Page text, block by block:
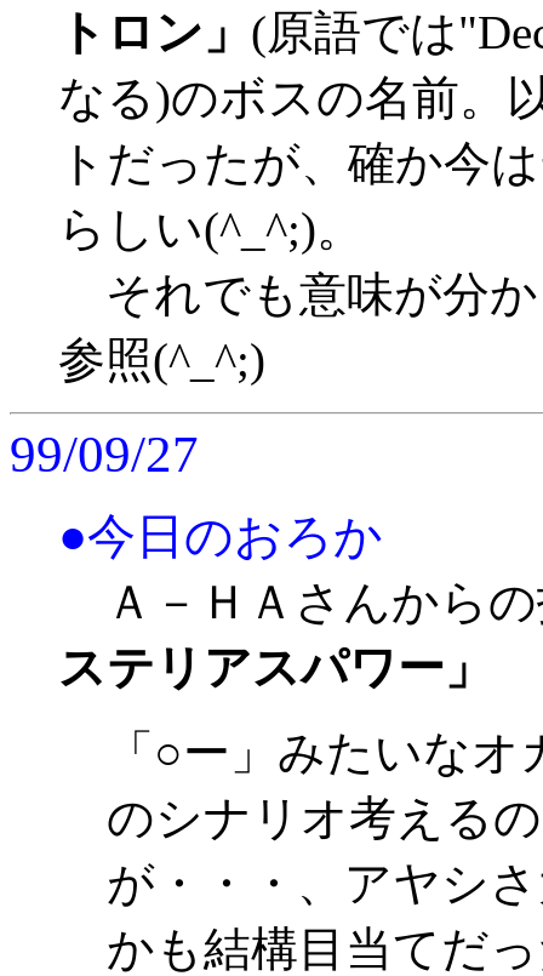
トロン」 (原語では
なる)のボスの名前。
トだったが、確か今
らしい(^_^;)。
それでも意味が分
参照(^_^;)
99/09/27
●今日のおろか
Ａ－ＨＡさんから
ステリアスパワー」
「○ー」みたいな
のシナリオ考える
が・・・、アヤシ
かも結構目当てだ